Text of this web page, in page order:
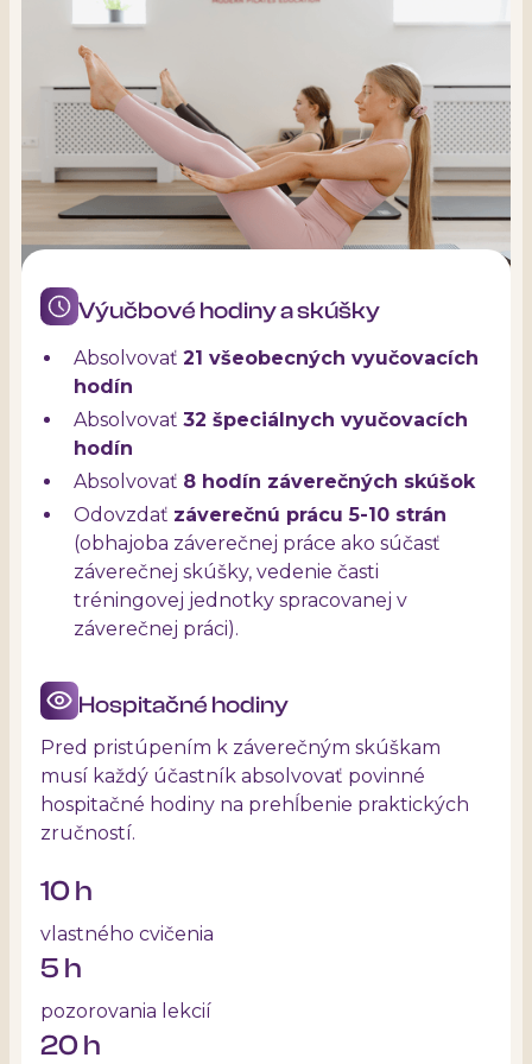
jeho stabilitu
Základné cviky pre začiatočníkov a mierne
pokročilých vrátane ich modifikácií
Ukážkové a tréningové hodiny na
upevnenie vedomostí v praxi
cvikov
Odovzdať záverečnú prácu v rozsahu 5 - 10
strán
Absolvovať výučbové a hospitačné hodiny
Výučbové hodiny a skúšky
Absolvovať 21 všeobecných vyučovacích
hodín
Absolvovať 32 špeciálnych vyučovacích
hodín
Absolvovať 8 hodín záverečných skúšok
Odovzdať záverečnú prácu 5-10 strán
(obhajoba záverečnej práce ako súčasť
záverečnej skúšky, vedenie časti
tréningovej jednotky spracovanej v
záverečnej práci).
Hospitačné hodiny
Pred pristúpením k záverečným skúškam
musí každý účastník absolvovať povinné
hospitačné hodiny na prehĺbenie praktických
zručností.
10 h
vlastného cvičenia
5 h
pozorovania lekcií
20 h